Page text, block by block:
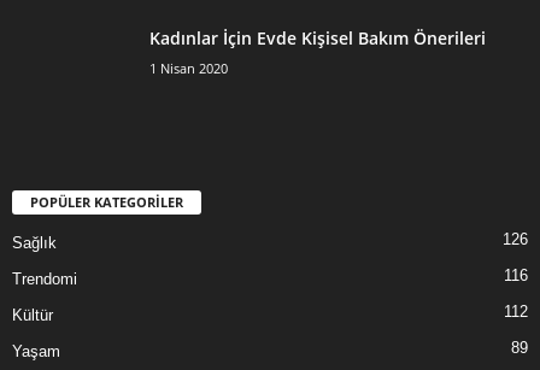
Kadınlar İçin Evde Kişisel Bakım Önerileri
1 Nisan 2020
POPÜLER KATEGORİLER
Sağlık 126
Trendomi 116
Kültür 112
Yaşam 89